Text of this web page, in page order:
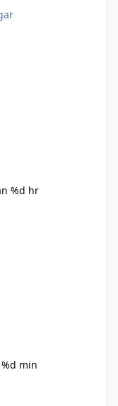
vet att han
%d hr
%d min